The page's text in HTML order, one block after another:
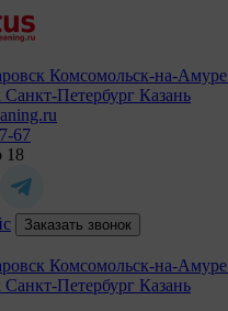
Комсомольск-на-Амуре
Санкт-Петербург Казань
67
18
Заказать звонок
Комсомольск-на-Амуре
Санкт-Петербург Казань